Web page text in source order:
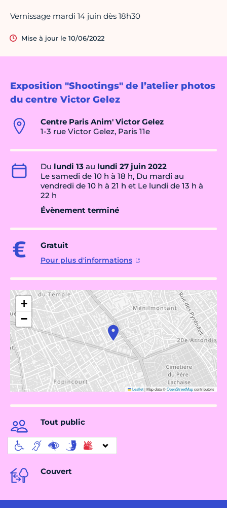
Exposition "Shootings" de l’atelier photos
du centre Victor Gelez
Centre Paris Anim' Victor Gelez
1-3 rue Victor Gelez, Paris 11e
Du lundi 13 au lundi 27 juin 2022
Le samedi de 10 h à 18 h, Du mardi au
vendredi de 10 h à 21 h et Le lundi de 13 h à
22 h
Évènement terminé
Gratuit
Pour plus d'informations
+
−
Leaflet|Map data ©OpenStreetMapcontributors
Tout public
Couvert
Vernissage mardi 14 juin dès 18h30
Mise à jour le 10/06/2022